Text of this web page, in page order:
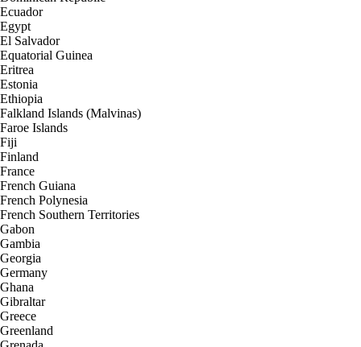
Ecuador
Egypt
El Salvador
Equatorial Guinea
Eritrea
Estonia
Ethiopia
Falkland Islands (Malvinas)
Faroe Islands
Fiji
Finland
France
French Guiana
French Polynesia
French Southern Territories
Gabon
Gambia
Georgia
Germany
Ghana
Gibraltar
Greece
Greenland